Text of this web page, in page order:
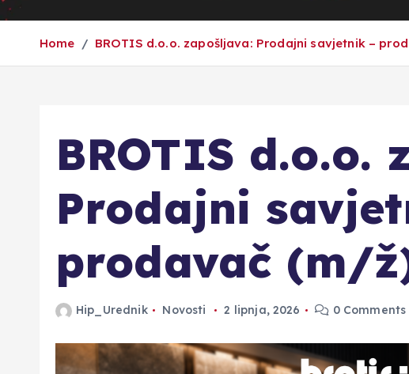
Home BROTIS d.o.o. zapošljava: Prodajni savjetnik –
BROTIS d.o.o.
Prodajni
prodavač (m/
Hip_Urednik Novosti 2 lipnja, 2026 0 Comments